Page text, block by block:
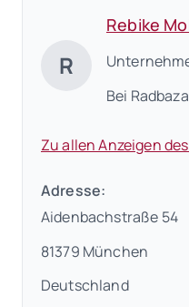
R
Rebike
Bei
Zu allen Anzeigen
Adresse:
Aidenbachstraße 54
81379 München
Deutschland